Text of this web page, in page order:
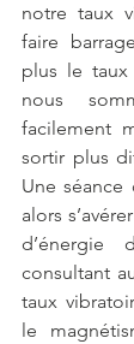
notre taux
faire
plus le
nous
facilement
sortir plus
Une
alors
d’énergie
consultant
taux
le